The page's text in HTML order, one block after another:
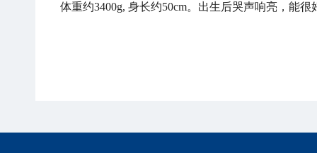
体重约3400g, 身长约50cm。出生后哭声响亮，能